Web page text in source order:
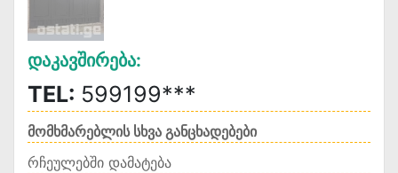
Დაკავშირება:
TEL: 599199***
მომხმარებლის სხვა განცხადებები
რჩეულებში დამატება